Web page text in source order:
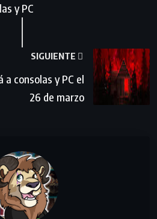
y PC
SIGUIENTE
consolas y PC el
26 de marzo